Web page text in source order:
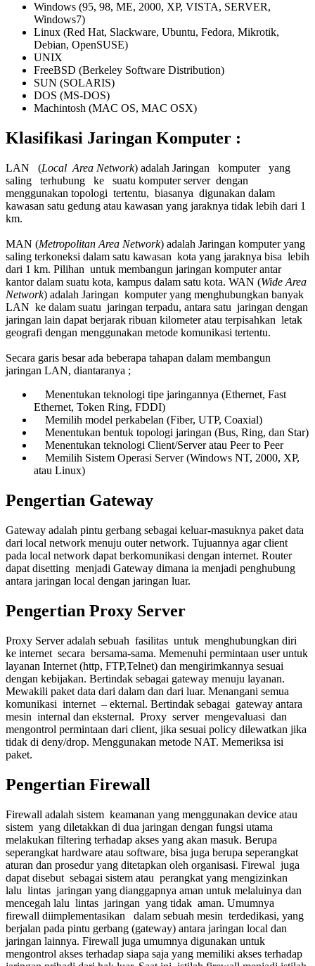
Windows (95, 98, ME, 2000, XP, VISTA, SERVER,
Windows7)
Linux (Red Hat, Slackware, Ubuntu, Fedora, Mikrotik,
Debian, OpenSUSE)
UNIX
FreeBSD (Berkeley Software Distribution)
SUN (SOLARIS)
DOS (MS-DOS)
Machintosh (MAC OS, MAC OSX)
Klasifikasi Jaringan Komputer :
LAN (Local Area Network) adalah Jaringan komputer yang
saling terhubung ke suatu komputer server dengan
menggunakan topologi tertentu, biasanya digunakan dalam
kawasan satu gedung atau kawasan yang jaraknya tidak lebih dari 1
km.
MAN (Metropolitan Area Network) adalah Jaringan komputer yang
saling terkoneksi dalam satu kawasan kota yang jaraknya bisa lebih
dari 1 km. Pilihan untuk membangun jaringan komputer antar
kantor dalam suatu kota, kampus dalam satu kota. WAN (Wide Area
Network) adalah Jaringan komputer yang menghubungkan banyak
LAN ke dalam suatu jaringan terpadu, antara satu jaringan dengan
jaringan lain dapat berjarak ribuan kilometer atau terpisahkan letak
geografi dengan menggunakan metode komunikasi tertentu.
Secara garis besar ada beberapa tahapan dalam membangun
jaringan LAN, diantaranya ;
Menentukan teknologi tipe jaringannya (Ethernet, Fast
Ethernet, Token Ring, FDDI)
Memilih model perkabelan (Fiber, UTP, Coaxial)
Menentukan bentuk topologi jaringan (Bus, Ring, dan Star)
Menentukan teknologi Client/Server atau Peer to Peer
Memilih Sistem Operasi Server (Windows NT, 2000, XP,
atau Linux)
Pengertian Gateway
Gateway adalah pintu gerbang sebagai keluar-masuknya paket data
dari local network menuju outer network. Tujuannya agar client
pada local network dapat berkomunikasi dengan internet. Router
dapat disetting menjadi Gateway dimana ia menjadi penghubung
antara jaringan local dengan jaringan luar.
Pengertian Proxy Server
Proxy Server adalah sebuah fasilitas untuk menghubungkan diri
ke internet secara bersama-sama. Memenuhi permintaan user untuk
layanan Internet (http, FTP,Telnet) dan mengirimkannya sesuai
dengan kebijakan. Bertindak sebagai gateway menuju layanan.
Mewakili paket data dari dalam dan dari luar. Menangani semua
komunikasi internet – ekternal. Bertindak sebagai gateway antara
mesin internal dan eksternal. Proxy server mengevaluasi dan
mengontrol permintaan dari client, jika sesuai policy dilewatkan jika
tidak di deny/drop. Menggunakan metode NAT. Memeriksa isi
paket.
Pengertian Firewall
Firewall adalah sistem keamanan yang menggunakan device atau
sistem yang diletakkan di dua jaringan dengan fungsi utama
melakukan filtering terhadap akses yang akan masuk. Berupa
seperangkat hardware atau software, bisa juga berupa seperangkat
aturan dan prosedur yang ditetapkan oleh organisasi. Firewal juga
dapat disebut sebagai sistem atau perangkat yang mengizinkan
lalu lintas jaringan yang dianggapnya aman untuk melaluinya dan
mencegah lalu lintas jaringan yang tidak aman. Umumnya
firewall diimplementasikan dalam sebuah mesin terdedikasi, yang
berjalan pada pintu gerbang (gateway) antara jaringan local dan
jaringan lainnya. Firewall juga umumnya digunakan untuk
mengontrol akses terhadap siapa saja yang memiliki akses terhadap